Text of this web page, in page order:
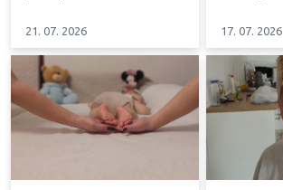
21. 07. 2026 17. 07. 2026